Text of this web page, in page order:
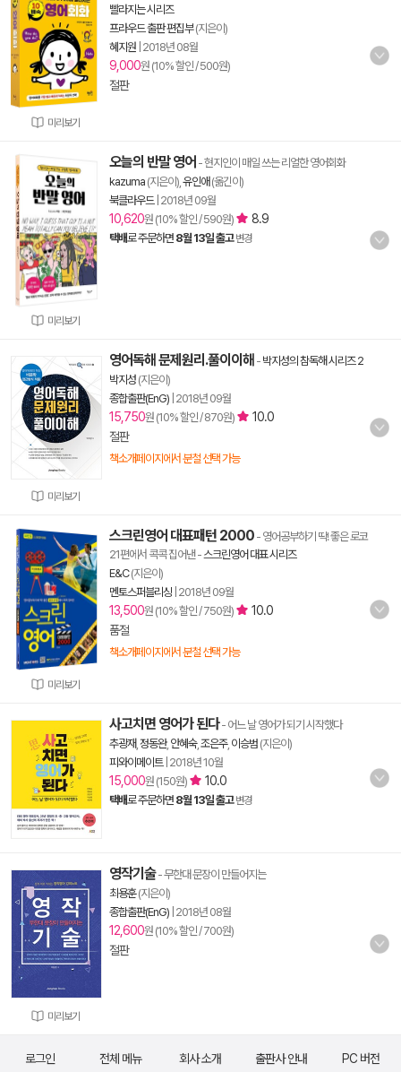
미리보기
빨라지는 시리즈
프라우드 출판 편집부(지은이)
혜지원 2018년 08월
9,000원 (10% 할인 / 500원)
절판
미리보기
오늘의 반말 영어 - 현지인이 매일 쓰는 리얼한 영어회화
kazuma (지은이), 유인애 (옮긴이)
북클라우드| 2018년 09월
10,620원 (10% 할인 / 590원) 8.9
택배로 주문하면 8월 13일 출고 변경
미리보기
영어독해 문제원리.풀이이해 - 박지성의 참독해 시리즈 2
박지성 (지은이)
종합출판(EnG) 2018년 09월
15,750원 (10% 할인 / 870원)
10.0
절판
책소개페이지에서 분철 선택 가능
미리보기
스크린영어 대표패턴 2000 - 영어공부하기 딱! 좋은 로코
21편에서 콕콕 집어낸-스크린영어 대표 시리즈
E&C(지은이)
멘토스퍼블리싱 2018년 09월
13,500원 (10% 할인 / 750원)
10.0
품절
책소개페이지에서 분철 선택 가능
사고치면 영어가 된다- 어느 날 영어가 되기 시작했다
추광재 정동완, 안혜숙, 조은주, 이승범 (지은이)
피와이메이트| 2018년 10월
15,000원 (150원) 10.0
택배로 주문하면 8월 13일 출고 변경
미리보기
영작기술- 무한대 문장이 만들어지는
최용훈(지은이)
종합출판(EnG) 2018년 08월
12,600원 (10% 할인 / 700원)
절판
로그인 전체 메뉴 회사 소개 출판사 안내 PC 버전